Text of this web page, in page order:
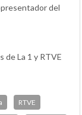
del
de La 1 y RTVE
RTVE